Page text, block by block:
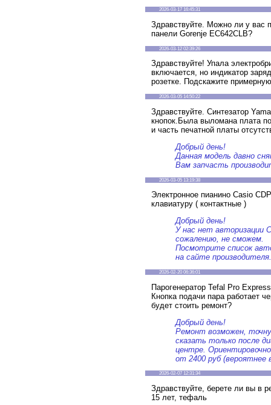
2026-03-17 16:45:31
Здравствуйте. Можно ли у вас
панели Gorenje EC642CLB?
2026-03-12 02:39:26
Здравствуйте! Упала
включается, но индикатор
розетке. Подскажите
2026-03-05 14:50:22
Здравствуйте. Синтезатор
кнопок.Была выломана плата
и часть печатной платы
Добрый день!
Данная модель давно
Вам запчасть
2026-03-05 13:19:38
Электронное пианино Casio
клавиатуру ( контактные )
Добрый день!
У нас нет авторизации
сожалению, не сможем.
Посмотрите список
на сайте производителя.
2026-02-20 06:36:01
Парогенератор Tefal Pro
Кнопка подачи пара работает
будет стоить ремонт?
Добрый день!
Ремонт возможен,
сказать только после
центре.
от 2400 руб (вероятнее
2026-02-07 12:31:34
Здравствуйте, берете ли вы в
15 лет, тефаль